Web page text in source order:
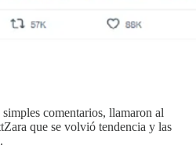
comentarios, llamaron al
que se volvió tendencia y las